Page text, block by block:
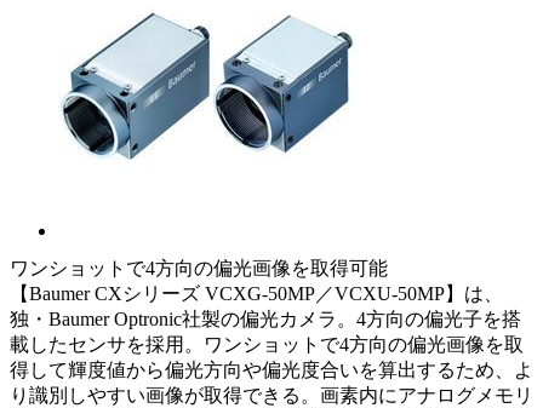
ワンショットで4方向の偏光画像を取得可能
【Baumer CXシリーズ VCXG-50MP／VCXU-50MP】は、
独・Baumer Optronic社製の偏光カメラ。4方向の偏光子を搭
載したセンサを採用。ワンショットで4方向の偏光画像を取
得して輝度値から偏光方向や偏光度合いを算出するため、よ
り識別しやすい画像が取得できる。画素内にアナログメモリ